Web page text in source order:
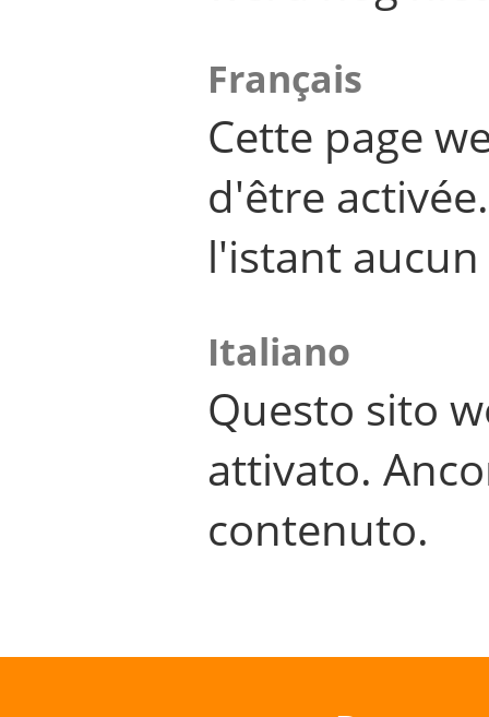
Français
Cette page
d'être
l'istant
Italiano
Questo sito
attivato.
contenuto.